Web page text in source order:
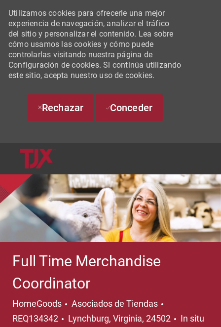
Utilizamos cookies para ofrecerle una mejor
experiencia de navegación, analizar el tráfico
del sitio y personalizar el contenido. Lea sobre
cómo usamos las cookies y cómo puede
controlarlas visitando nuestra página de
Configuración de cookies. Si continúa utilizando
este sitio, acepta nuestro uso de cookies.
Rechazar Conceder
Full Time Merchandise
Coordinator
HomeGoods Categoría
Asociados de Tiendas
REQ134342
Ubicación
Lynchburg, Virginia, 24502 In situ